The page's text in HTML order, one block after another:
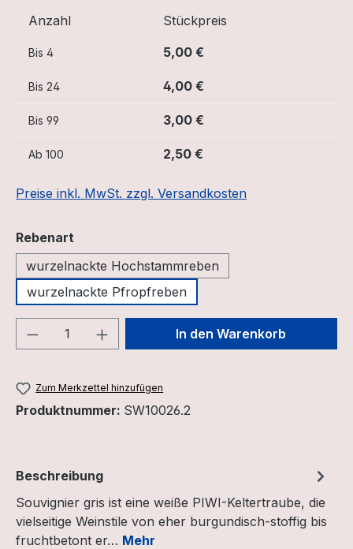
Anzahl Stückpreis
Bis 4 5,00 €
Bis 24 4,00 €
Bis 99 3,00 €
Ab 100 2,50 €
Preise inkl. MwSt. zzgl. Versandkosten
Rebenart
wurzelnackte Hochstammreben
wurzelnackte Pfropfreben
Produkt Anzahl: Gib denIn den Warenkorb
Zum Merkzettel hinzufügen
Produktnummer: SW10026.2
Beschreibung
Souvignier gris ist eine weiße PIWI-Keltertraube, die
vielseitige Weinstile von eher burgundisch-stoffig bis
fruchtbetont er… Mehr